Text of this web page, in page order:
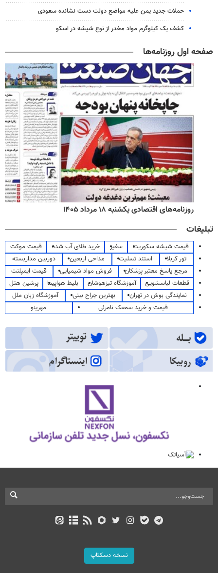
حملات جدید یمن علیه مواضع دولت دست نشانده سعودی
کشف یک کیلوگرم مواد مخدر از نوع شیشه در اسکو
صفحه اول روزنامه‌ها
روزنامه‌های اقتصادی یکشنبه ۱۸ مرداد ۱۴۰۵
تبلیغات
قیمت شیشه سکوریت سفیر خرید طلای آب شده
قیمت موکت
تور کربلا
استند تسلیت مداحی اربعین
دوربین مداربسته
مرجع پاسخ معتبر پزشکان
فروش مواد شیمیایی
قیمت ایمپلنت
قطعات لباسشویی
آموزشگاه تیزهوشان بلیط هواپیما
پرشین هتل
نمایندگی بوش در تهران
بهترین جراح بینی
آموزشگاه زبان ملل
قیمت و خرید سمعک نامرئی
مهرینو
نسخه دسکتاپ